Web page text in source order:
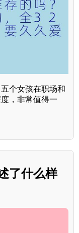
个女孩在职场和
，非常值得一
了什么样